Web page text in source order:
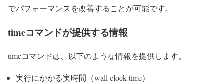
でパフォーマンスを改善することが可能です。
timeコマンドが提供する情報
timeコマンドは、以下のような情報を提供します。
実行にかかる実時間（wall-clock time）